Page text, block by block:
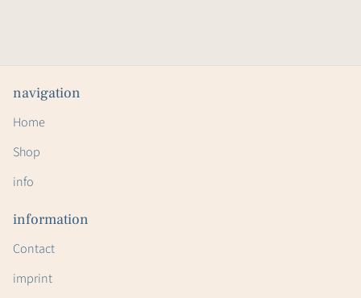
navigation
Home
Shop
info
information
Contact
imprint